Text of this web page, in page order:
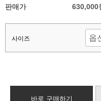
판매가
630,000
사이즈
바로 구매하기